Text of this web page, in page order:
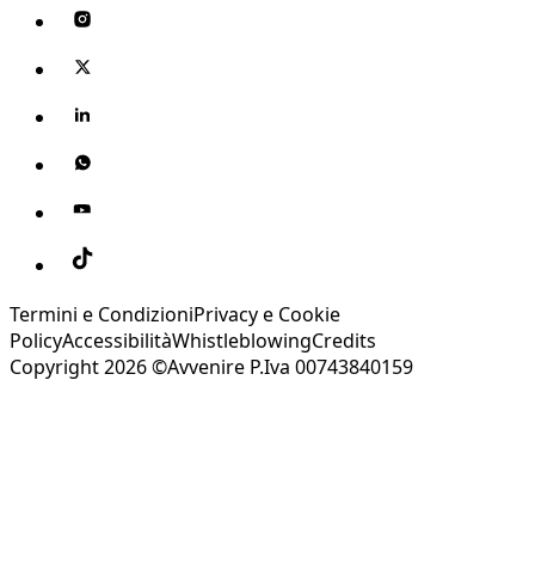
Termini e CondizioniPrivacy e Cookie
PolicyAccessibilitàWhistleblowingCredits
Copyright 2026 ©Avvenire P.Iva 00743840159